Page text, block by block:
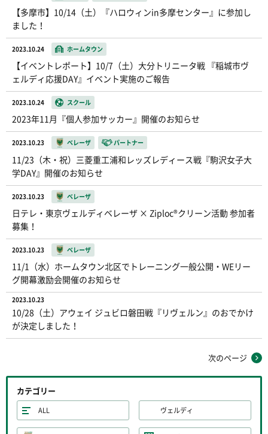
【多摩市】10/14（土）『ハロウィンin多摩センター』に参加し
ました！
2023.10.24 ホームタウン
【イベントレポート】10/7（土）大分トリニータ戦 『稲城市ヴ
ェルディ応援DAY』イベント実施のご報告
2023.10.24 スクール
2023年11月『個人参加サッカー』開催のお知らせ
2023.10.23 ベレーザ パートナー
11/23（木・祝）三菱重工浦和レッズレディース戦『駒沢女子大
学DAY』開催のお知らせ
2023.10.23 ベレーザ
日テレ・東京ヴェルディベレーザ × Ziploc®クリーン活動 参加者
募集！
2023.10.23 ベレーザ
11/1（水）ホームタウン北区でトレーニング一般公開・WEリー
グ開幕激励会開催のお知らせ
2023.10.23
10/28（土）アウェイ ジュビロ磐田戦『リヴェルン』のおでかけ
が決定しました！
次のページ
カテゴリー
ALL ヴェルディ